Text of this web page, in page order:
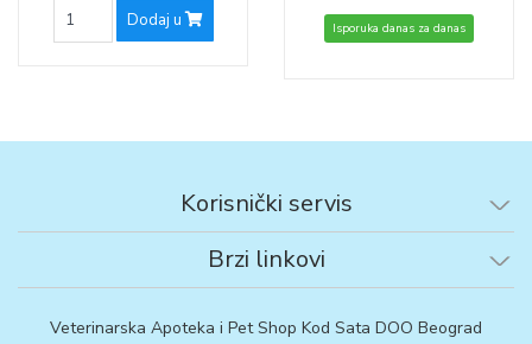
Dodaj u Isporuka danas za danas
Korisnički servis
Brzi linkovi
Veterinarska Apoteka i Pet Shop Kod Sata DOO Beograd